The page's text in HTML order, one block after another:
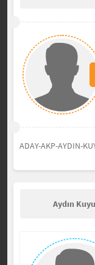
ADAY-AKP-AYDIN-
Aydın